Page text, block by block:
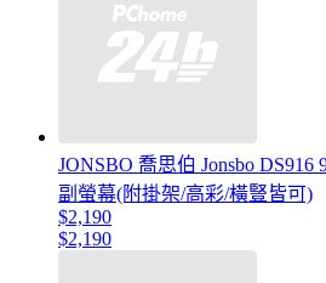
JONSBO 喬思伯 Jonsbo DS916
副螢幕(附掛架/高彩/橫豎皆可)
$2,190
$2,190